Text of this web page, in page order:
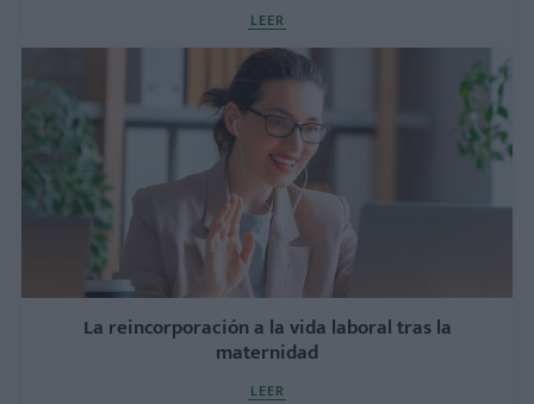
LEER
La reincorporación a la vida laboral tras la
maternidad
LEER